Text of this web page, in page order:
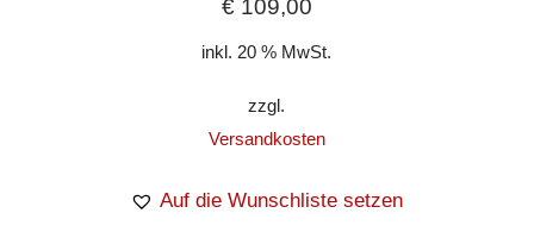
€109,00
inkl. 20 % MwSt.
zzgl.
Versandkosten
Auf die Wunschliste setzen